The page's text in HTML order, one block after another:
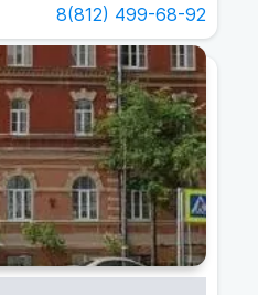
8(812) 499-68-92